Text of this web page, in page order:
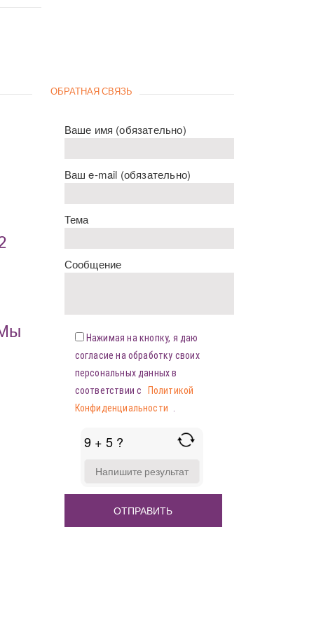
ОБРАТНАЯ СВЯЗЬ
Ваше имя (обязательно)
Ваш e-mail (обязательно)
Тема
Сообщение
Нажимая на кнопку, я даю
согласие на обработку своих
персональных данных в
соответствии с
Политикой
Конфиденциальности
9 + 5 ?
FOR